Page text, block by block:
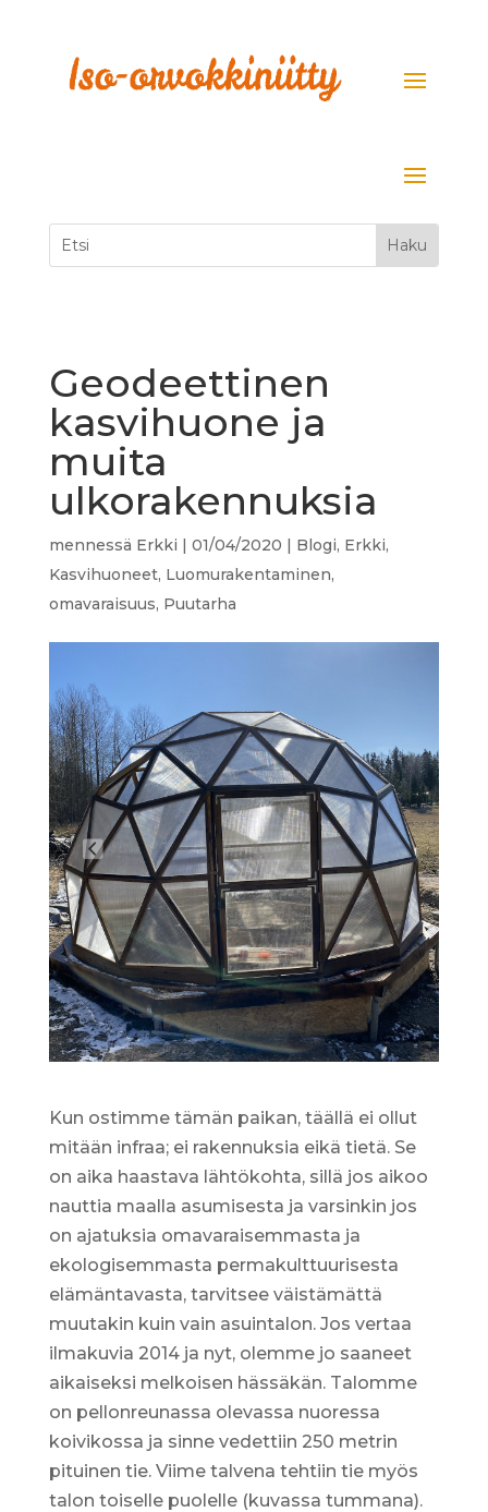
Geodeettinen
kasvihuone ja
muita
ulkorakennuksia
mennessä Erkki | 01/04/2020 | Blogi, Erkki,
Kasvihuoneet, Luomurakentaminen,
omavaraisuus, Puutarha
Kun ostimme tämän paikan, täällä ei ollut
mitään infraa; ei rakennuksia eikä tietä. Se
on aika haastava lähtökohta, sillä jos aikoo
nauttia maalla asumisesta ja varsinkin jos
on ajatuksia omavaraisemmasta ja
ekologisemmasta permakulttuurisesta
elämäntavasta, tarvitsee väistämättä
muutakin kuin vain asuintalon. Jos vertaa
ilmakuvia 2014 ja nyt, olemme jo saaneet
aikaiseksi melkoisen hässäkän. Talomme
on pellonreunassa olevassa nuoressa
koivikossa ja sinne vedettiin 250 metrin
pituinen tie. Viime talvena tehtiin tie myös
talon toiselle puolelle (kuvassa tummana).